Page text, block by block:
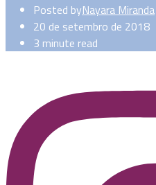
Posted byNayara Miranda
20 de setembro de 2018
3 minute read